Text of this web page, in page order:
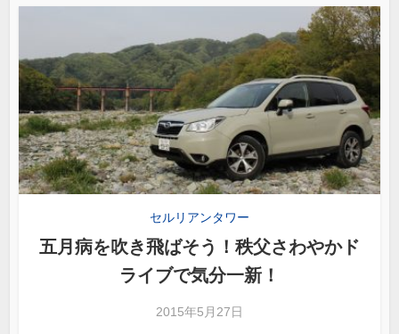
セルリアンタワー
五月病を吹き飛ばそう！秩父さわやかド
ライブで気分一新！
2015年5月27日